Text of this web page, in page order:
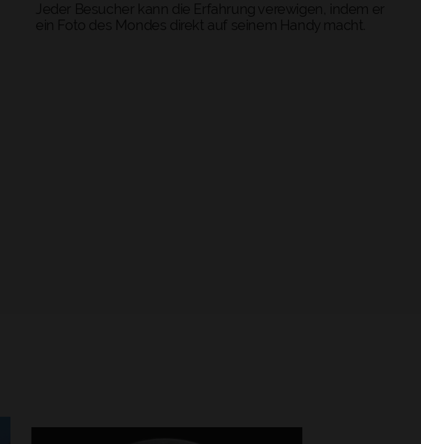
Jeder Besucher kann die Erfahrung verewigen, indem er
ein Foto des Mondes direkt auf seinem Handy macht.